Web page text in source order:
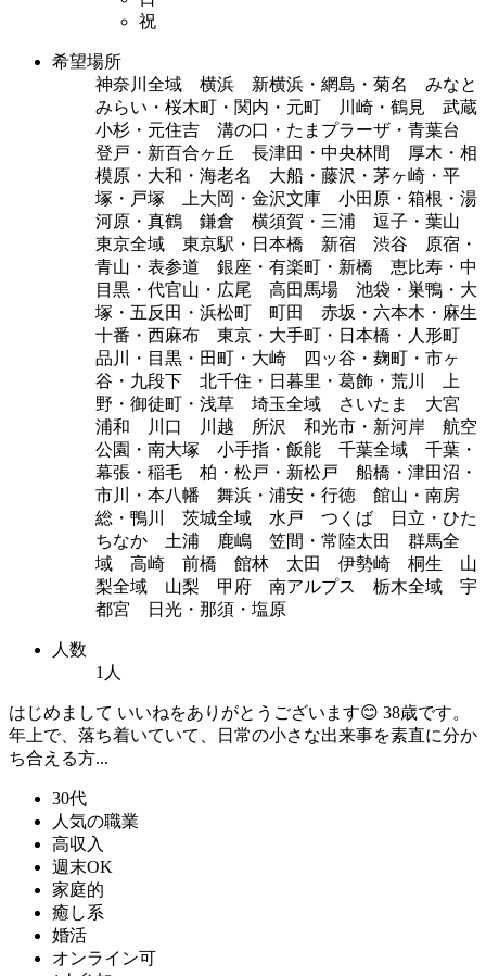
祝
希望場所
神奈川全域 横浜 新横浜・網島・菊名 みなと
みらい・桜木町・関内・元町 川崎・鶴見 武蔵
小杉・元住吉 溝の口・たまプラーザ・青葉台
登戸・新百合ヶ丘 長津田・中央林間 厚木・相
模原・大和・海老名 大船・藤沢・茅ヶ崎・平
塚・戸塚 上大岡・金沢文庫 小田原・箱根・湯
河原・真鶴 鎌倉 横須賀・三浦 逗子・葉山
東京全域 東京駅・日本橋 新宿 渋谷 原宿・
青山・表参道 銀座・有楽町・新橋 恵比寿・中
目黒・代官山・広尾 高田馬場 池袋・巣鴨・大
塚・五反田・浜松町 町田 赤坂・六本木・麻生
十番・西麻布 東京・大手町・日本橋・人形町
品川・目黒・田町・大崎 四ッ谷・麹町・市ヶ
谷・九段下 北千住・日暮里・葛飾・荒川 上
野・御徒町・浅草 埼玉全域 さいたま 大宮
浦和 川口 川越 所沢 和光市・新河岸 航空
公園・南大塚 小手指・飯能 千葉全域 千葉・
幕張・稲毛 柏・松戸・新松戸 船橋・津田沼・
市川・本八幡 舞浜・浦安・行徳 館山・南房
総・鴨川 茨城全域 水戸 つくば 日立・ひた
ちなか 土浦 鹿嶋 笠間・常陸太田 群馬全
域 高崎 前橋 館林 太田 伊勢崎 桐生 山
梨全域 山梨 甲府 南アルプス 栃木全域 宇
都宮 日光・那須・塩原
人数
1人
はじめまして いいねをありがとうございます😊 38歳です。
年上で、落ち着いていて、日常の小さな出来事を素直に分か
ち合える方...
30代
人気の職業
高収入
週末OK
家庭的
癒し系
婚活
オンライン可